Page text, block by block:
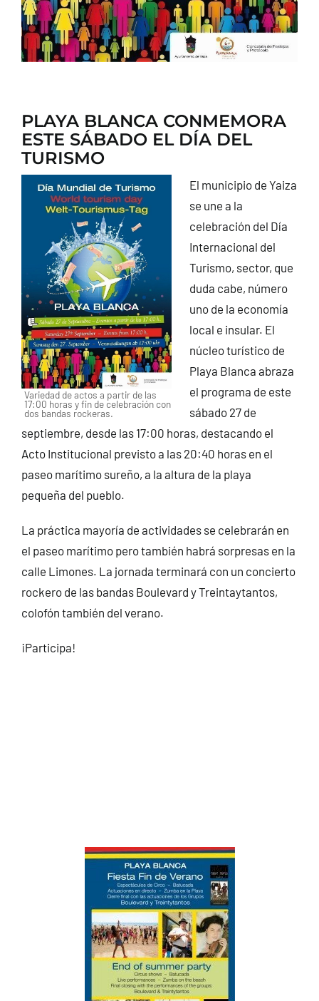
PLAYA BLANCA CONMEMORA
ESTE SÁBADO EL DÍA DEL
TURISMO
Variedad de actos a partir de las
17:00 horas y fin de celebración con
dos bandas rockeras.
El municipio de Yaiza
se une a la
celebración del Día
Internacional del
Turismo, sector, que
duda cabe, número
uno de la economía
local e insular. El
núcleo turístico de
Playa Blanca abraza
el programa de este
sábado 27 de
septiembre, desde las 17:00 horas, destacando el
Acto Institucional previsto a las 20:40 horas en el
paseo marítimo sureño, a la altura de la playa
pequeña del pueblo.
La práctica mayoría de actividades se celebrarán en
el paseo marítimo pero también habrá sorpresas en la
calle Limones. La jornada terminará con un concierto
rockero de las bandas Boulevard y Treintaytantos,
colofón también del verano.
¡Participa!